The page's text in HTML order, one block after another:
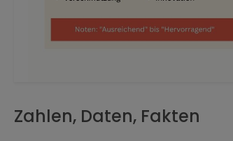
Zahlen, Daten, Fakten